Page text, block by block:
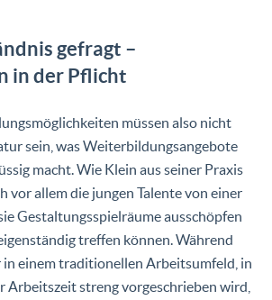
gefragt –
in der Pflicht
müssen also nicht
sein, was Weiterbildungsangebote
macht. Wie Klein aus seiner Praxis
vor allem die jungen Talente von einer
Gestaltungsspielräume ausschöpfen
treffen können. Während
einem traditionellen Arbeitsumfeld, in
Arbeitszeit streng vorgeschrieben wird,